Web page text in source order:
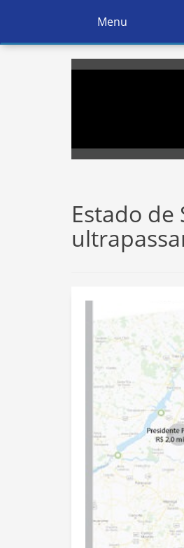
Ativar
Navegação
Menu
Estado